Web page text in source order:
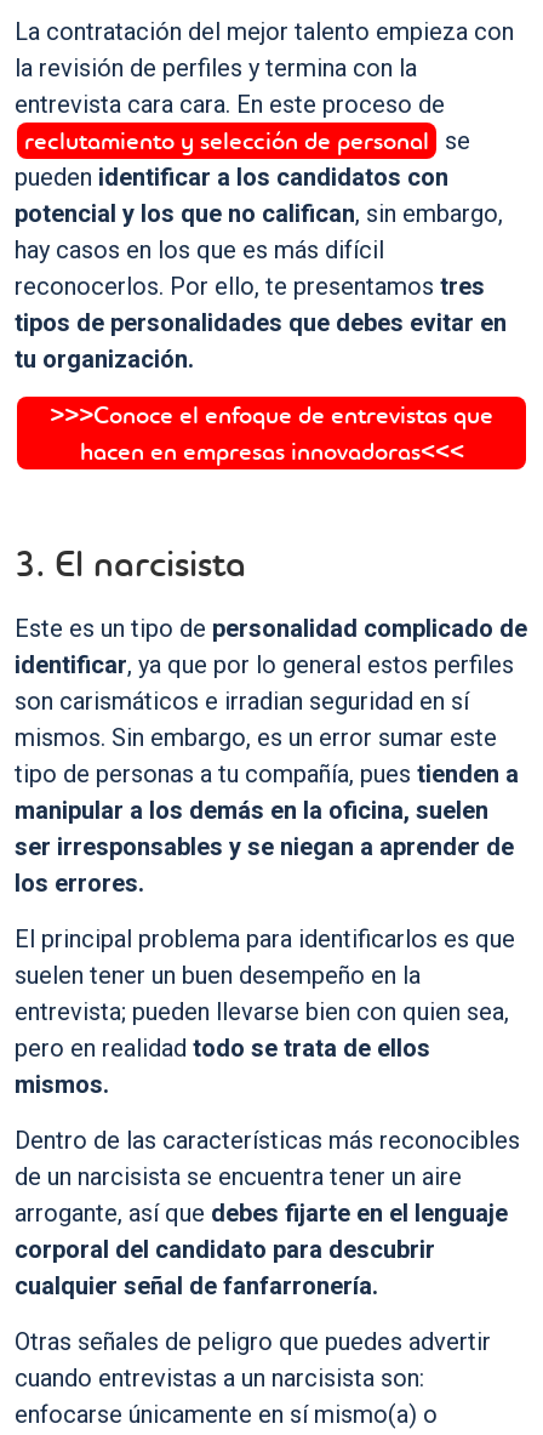
La contratación del mejor talento empieza con
la revisión de perfiles y termina con la
entrevista cara cara. En este proceso de
reclutamiento y selección de personal
se
pueden identificar a los candidatos con
potencial y los que no califican, sin embargo,
hay casos en los que es más difícil
reconocerlos. Por ello, te presentamos tres
tipos de personalidades que debes evitar en
tu organización.
>>>Conoce el enfoque de entrevistas que
hacen en empresas innovadoras<<<
3. El narcisista
Este es un tipo de personalidad complicado de
identificar, ya que por lo general estos perfiles
son carismáticos e irradian seguridad en sí
mismos. Sin embargo, es un error sumar este
tipo de personas a tu compañía, pues tienden a
manipular a los demás en la oficina, suelen
ser irresponsables y se niegan a aprender de
los errores.
El principal problema para identificarlos es que
suelen tener un buen desempeño en la
entrevista; pueden llevarse bien con quien sea,
pero en realidad todo se trata de ellos
mismos.
Dentro de las características más reconocibles
de un narcisista se encuentra tener un aire
arrogante, así que debes fijarte en el lenguaje
corporal del candidato para descubrir
cualquier señal de fanfarronería.
Otras señales de peligro que puedes advertir
cuando entrevistas a un narcisista son:
enfocarse únicamente en sí mismo(a) o